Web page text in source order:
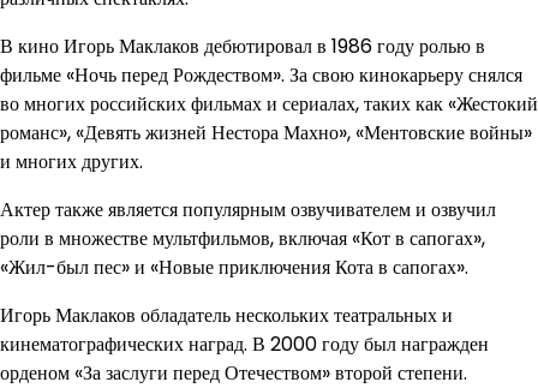
В кино Игорь Маклаков дебютировал в 1986 году ролью в
фильме «Ночь перед Рождеством». За свою кинокарьеру снялся
во многих российских фильмах и сериалах, таких как «Жестокий
романс», «Девять жизней Нестора Махно», «Ментовские войны»
и многих других.
Актер также является популярным озвучивателем и озвучил
роли в множестве мультфильмов, включая «Кот в сапогах»,
«Жил-был пес» и «Новые приключения Кота в сапогах».
Игорь Маклаков обладатель нескольких театральных и
кинематографических наград. В 2000 году был награжден
орденом «За заслуги перед Отечеством» второй степени.